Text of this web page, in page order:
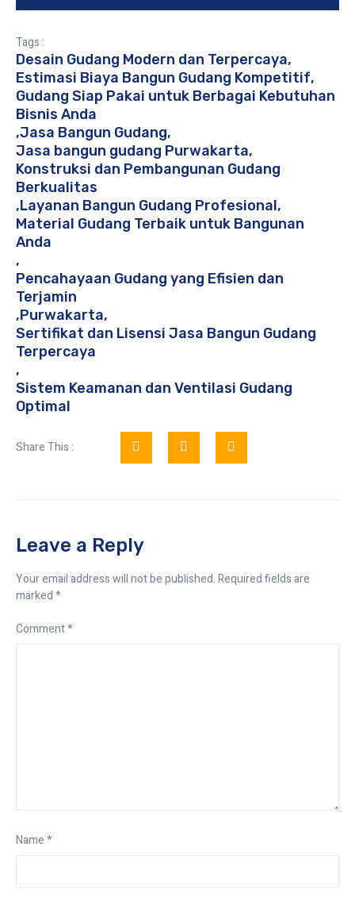
Tags :
Desain Gudang Modern dan Terpercaya,
Estimasi Biaya Bangun Gudang Kompetitif,
Gudang Siap Pakai untuk Berbagai Kebutuhan
Bisnis Anda
,Jasa Bangun Gudang,
Jasa bangun gudang Purwakarta,
Konstruksi dan Pembangunan Gudang
Berkualitas
,Layanan Bangun Gudang Profesional,
Material Gudang Terbaik untuk Bangunan
Anda
,
Pencahayaan Gudang yang Efisien dan
Terjamin
,Purwakarta,
Sertifikat dan Lisensi Jasa Bangun Gudang
Terpercaya
,
Sistem Keamanan dan Ventilasi Gudang
Optimal
Share This :
Leave a Reply
Your email address will not be published.Required fields are
marked*
Comment*
Name*